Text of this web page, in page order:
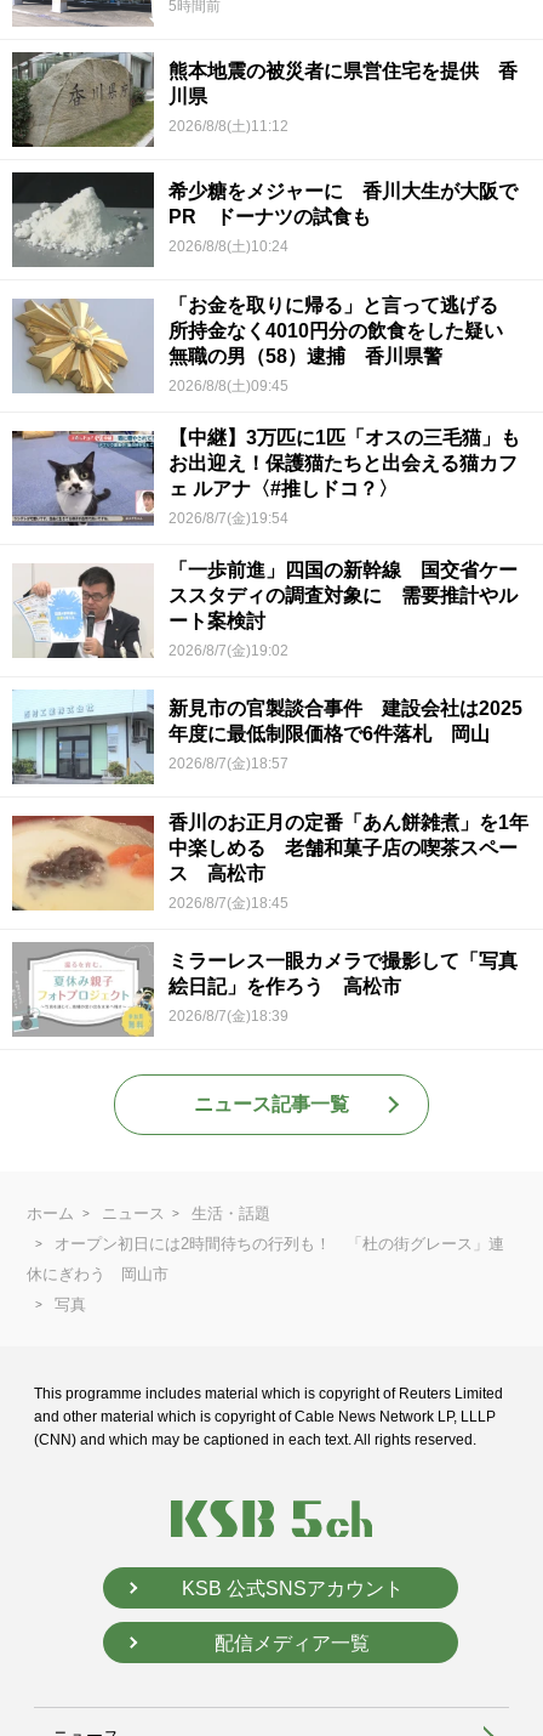
5時間前
熊本地震の被災者に県営住宅を提供 香
川県
2026/8/8(土)11:12
希少糖をメジャーに 香川大生が大阪で
PR ドーナツの試食も
2026/8/8(土)10:24
「お金を取りに帰る」と言って逃げる
所持金なく4010円分の飲食をした疑い
無職の男（58）逮捕 香川県警
2026/8/8(土)09:45
【中継】3万匹に1匹「オスの三毛猫」も
お出迎え！保護猫たちと出会える猫カフ
ェ ルアナ〈#推しドコ？〉
2026/8/7(金)19:54
「一歩前進」四国の新幹線 国交省ケー
ススタディの調査対象に 需要推計やル
ート案検討
2026/8/7(金)19:02
新見市の官製談合事件 建設会社は2025
年度に最低制限価格で6件落札 岡山
2026/8/7(金)18:57
香川のお正月の定番「あん餅雑煮」を1年
中楽しめる 老舗和菓子店の喫茶スペー
ス 高松市
2026/8/7(金)18:45
ミラーレス一眼カメラで撮影して「写真
絵日記」を作ろう 高松市
2026/8/7(金)18:39
ニュース記事一覧
ホーム ニュース
生活・話題
オープン初日には2時間待ちの行列も！ 「杜の街グレース」連
休にぎわう 岡山市
写真
This programme includes material which is copyright of Reuters Limited
and other material which is copyright of Cable News Network LP, LLLP
(CNN) and which may be captioned in each text. All rights reserved.
KSB 公式SNSアカウント
配信メディア一覧